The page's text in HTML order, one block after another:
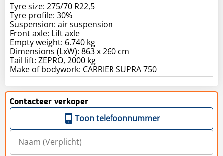
Tyre size: 275/70 R22,5
Tyre profile: 30%
Suspension: air suspension
Front axle: Lift axle
Empty weight: 6.740 kg
Dimensions (LxW): 863 x 260 cm
Tail lift: ZEPRO, 2000 kg
Make of bodywork: CARRIER SUPRA 750
Contacteer verkoper
Toon telefoonnummer